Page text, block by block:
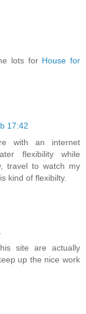
lots for House for
17:42
with an internet
flexibility while
travel to watch my
kind of flexibilty.
site are actually
up the nice work